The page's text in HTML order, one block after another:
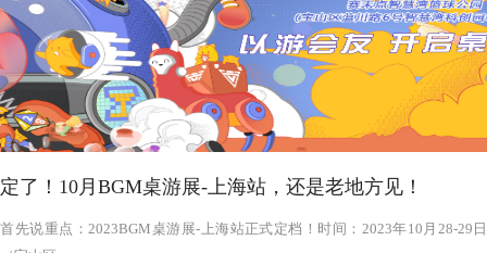
定了！10月BGM桌游展-上海站，还是老地方见！
首先说重点：2023BGM桌游展-上海站正式定档！时间：2023年10月28-29